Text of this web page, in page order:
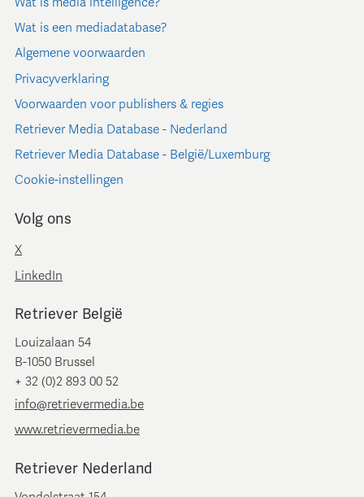
Wat is een mediadatabase?
Algemene voorwaarden
Privacyverklaring
Voorwaarden voor publishers & regies
Retriever Media Database - Nederland
Retriever Media Database - België/Luxemburg
Cookie-instellingen
Volg ons
X
LinkedIn
Retriever België
Louizalaan 54
B-1050 Brussel
+ 32 (0)2 893 00 52
info@retrievermedia.be
www.retrievermedia.be
Retriever Nederland